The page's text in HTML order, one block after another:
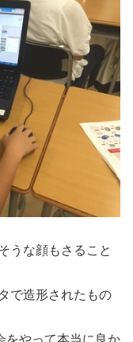
うな顔もさること
で造形されたもの